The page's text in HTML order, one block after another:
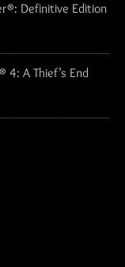
Definitive Edition
4: A Thief’s End